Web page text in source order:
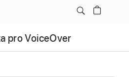
pro VoiceOver